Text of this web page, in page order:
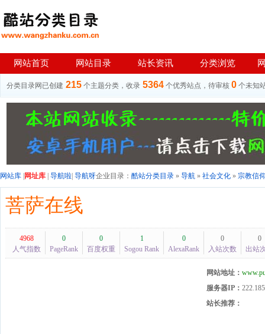
网站首页 网站目录 站长资讯 分类浏览
分类目录网已创建 215 个主题分类，收录 5364 个优秀站点，待审核 0 个未知
网站库 网址库 导航啦 导航呀企业目录： 酷站分类目录 » 导航 » 社会文化 » 宗教信
菩萨在线
4968
人气指数
0
PageRank
0
百度权重
1
Sogou Rank
0
AlexaRank
0
入站次数
0
出站
网站地址：
服务器IP：
站长推荐：